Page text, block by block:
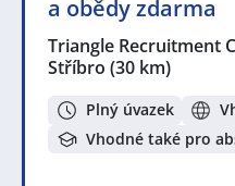
a obědy zdarma
Triangle Recruitment
Stříbro (30 km)
Plný úvazek
Vhodné také pro